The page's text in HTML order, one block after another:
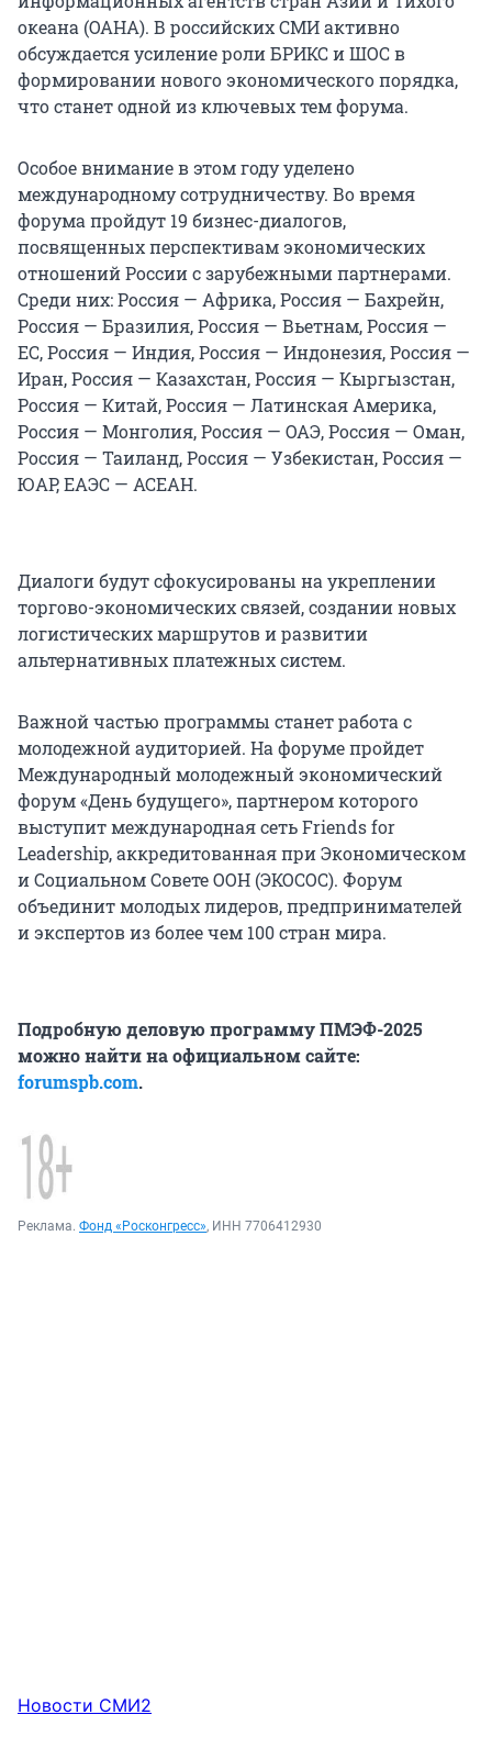
океана (ОАНА). В российских СМИ активно
обсуждается усиление роли БРИКС и ШОС в
формировании нового экономического порядка,
что станет одной из ключевых тем форума.
Особое внимание в этом году уделено
международному сотрудничеству. Во время
форума пройдут 19 бизнес-диалогов,
посвященных перспективам экономических
отношений России с зарубежными партнерами.
Среди них: Россия — Африка, Россия — Бахрейн,
Россия — Бразилия, Россия — Вьетнам, Россия —
ЕС, Россия — Индия, Россия — Индонезия, Россия —
Иран, Россия — Казахстан, Россия — Кыргызстан,
Россия — Китай, Россия — Латинская Америка,
Россия — Монголия, Россия — ОАЭ, Россия — Оман,
Россия — Таиланд, Россия — Узбекистан, Россия —
ЮАР, ЕАЭС — АСЕАН.
Диалоги будут сфокусированы на укреплении
торгово-экономических связей, создании новых
логистических маршрутов и развитии
альтернативных платежных систем.
Важной частью программы станет работа с
молодежной аудиторией. На форуме пройдет
Международный молодежный экономический
форум «День будущего», партнером которого
выступит международная сеть Friends for
Leadership, аккредитованная при Экономическом
и Социальном Совете ООН (ЭКОСОС). Форум
объединит молодых лидеров, предпринимателей
и экспертов из более чем 100 стран мира.
Подробную деловую программу ПМЭФ-2025
можно найти на официальном сайте:
forumspb.com.
Реклама. Фонд «Росконгресс», ИНН 7706412930
Новости СМИ2